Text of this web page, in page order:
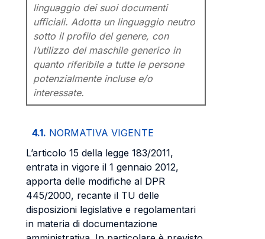
linguaggio dei suoi documenti
ufficiali. Adotta un linguaggio neutro
sotto il profilo del genere, con
l’utilizzo del maschile generico in
quanto riferibile a tutte le persone
potenzialmente incluse e/o
interessate.
4.1. NORMATIVA VIGENTE
L’articolo 15 della legge 183/2011,
entrata in vigore il 1 gennaio 2012,
apporta delle modifiche al DPR
445/2000, recante il TU delle
disposizioni legislative e regolamentari
in materia di documentazione